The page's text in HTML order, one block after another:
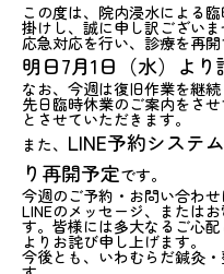
この度は、院内浸水による
掛けし、誠に申し訳ございま
応急対応を行い、診療を再
明日7月1日（水）より
なお、今週は復旧作業を継
先日臨時休業のご案内をさ
とさせていただきます。
また、 LINE予約システ
り再開予定です。
今週のご予約・お問い合わ
LINEのメッセージ、または
す。皆様には多大なるご心
よりお詫び申し上げます。
今後とも、いわむらだ鍼灸